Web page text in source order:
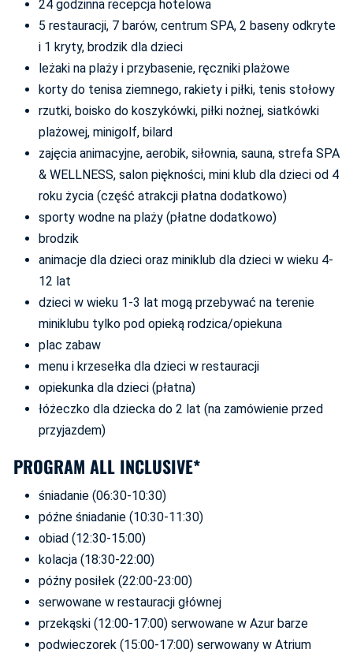
24 godzinna recepcja hotelowa
5 restauracji, 7 barów, centrum SPA, 2 baseny odkryte
i 1 kryty, brodzik dla dzieci
leżaki na plaży i przybasenie, ręczniki plażowe
korty do tenisa ziemnego, rakiety i piłki, tenis stołowy
rzutki, boisko do koszykówki, piłki nożnej, siatkówki
plażowej, minigolf, bilard
zajęcia animacyjne, aerobik, siłownia, sauna, strefa SPA
& WELLNESS, salon piękności, mini klub dla dzieci od 4
roku życia (część atrakcji płatna dodatkowo)
sporty wodne na plaży (płatne dodatkowo)
brodzik
animacje dla dzieci oraz miniklub dla dzieci w wieku 4-
12 lat
dzieci w wieku 1-3 lat mogą przebywać na terenie
miniklubu tylko pod opieką rodzica/opiekuna
plac zabaw
menu i krzesełka dla dzieci w restauracji
opiekunka dla dzieci (płatna)
łóżeczko dla dziecka do 2 lat (na zamówienie przed
przyjazdem)
PROGRAM ALL INCLUSIVE*
śniadanie (06:30-10:30)
późne śniadanie (10:30-11:30)
obiad (12:30-15:00)
kolacja (18:30-22:00)
późny posiłek (22:00-23:00)
serwowane w restauracji głównej
przekąski (12:00-17:00) serwowane w Azur barze
podwieczorek (15:00-17:00) serwowany w Atrium